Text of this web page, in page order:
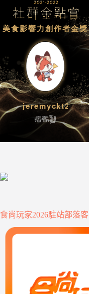
食尚玩家2026駐站部落客